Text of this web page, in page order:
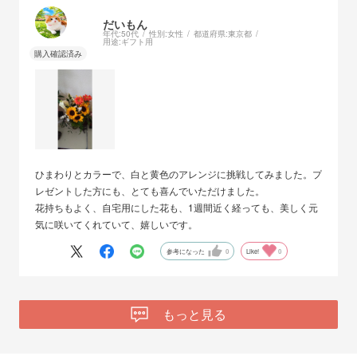
だいもん
年代:50代 性別:女性 都道府県:東京都
用途:ギフト用
ひまわりとカラーで、白と黄色のアレンジに挑戦してみました。プ
レゼントした方にも、とても喜んでいただけました。
花持ちもよく、自宅用にした花も、1週間近く経っても、美しく元
気に咲いてくれていて、嬉しいです。
参考になった 0 Like! 0
もっと見る